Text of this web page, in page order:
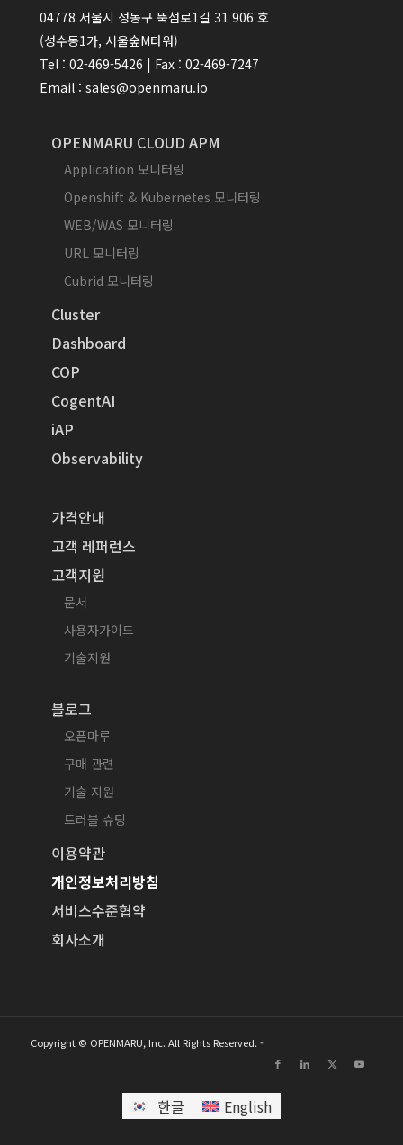
04778 서울시 성동구 뚝섬로1길 31 906 호
(성수동1가, 서울숲M타워)
Tel : 02-469-5426 | Fax : 02-469-7247
Email : sales@openmaru.io
OPENMARU CLOUD APM
Application 모니터링
Openshift & Kubernetes 모니터링
WEB/WAS 모니터링
URL 모니터링
Cubrid 모니터링
Cluster
Dashboard
COP
CogentAI
iAP
Observability
가격안내
고객 레퍼런스
고객지원
문서
사용자가이드
기술지원
블로그
오픈마루
구매 관련
기술 지원
트러블 슈팅
이용약관
개인정보처리방침
서비스수준협약
회사소개
Copyright © OPENMARU, Inc. All Rights Reserved. -
한글 English